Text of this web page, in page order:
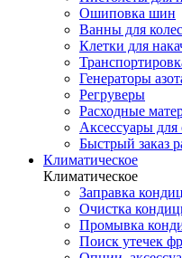
Ошиповка шин
Ванны для колес
Клетки для
Генераторы
Регруверы
Расходные
Аксессуары для
Быстрый заказ
Климатическое
Климатическое
Заправка
Очистка
Промывка
Поиск утечек